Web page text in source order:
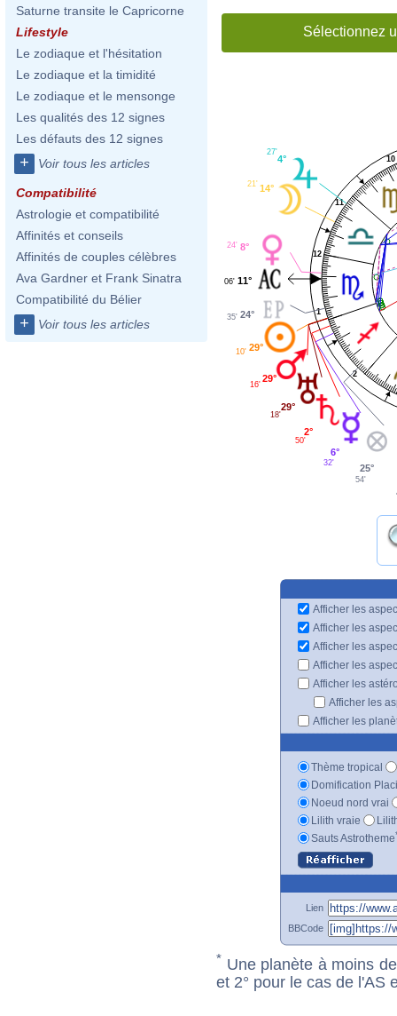
Saturne transite le Capricorne
Lifestyle
Le zodiaque et l'hésitation
Le zodiaque et la timidité
Le zodiaque et le mensonge
Les qualités des 12 signes
Les défauts des 12 signes
+ Voir tous les articles
Compatibilité
Astrologie et compatibilité
Affinités et conseils
Affinités de couples célèbres
Ava Gardner et Frank Sinatra
Compatibilité du Bélier
+ Voir tous les articles
Sélectionnez
1
2
10
11
12
4°
27'
14°
21'
8°
24'
11°
06'
24°
35'
29°
10'
29°
16'
29°
18'
2°
50'
6°
32' 25°
54'
Afficher les
Afficher les
Afficher les
Afficher les
Afficher les
Afficher les
Afficher les
Thème tropical
Domification
Noeud nord vrai
Lilith vraie
Sauts Astrotheme
Lien
BBCode
* Une planète à moins
et 2° pour le cas de l'AS